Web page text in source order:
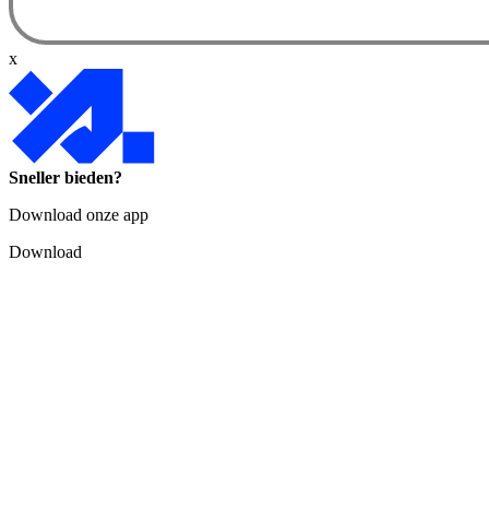
x
Sneller bieden?
Download onze app
Download